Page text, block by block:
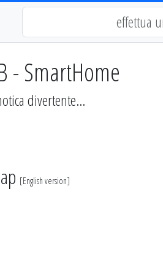
- SmartHome
divertente...
[English version]